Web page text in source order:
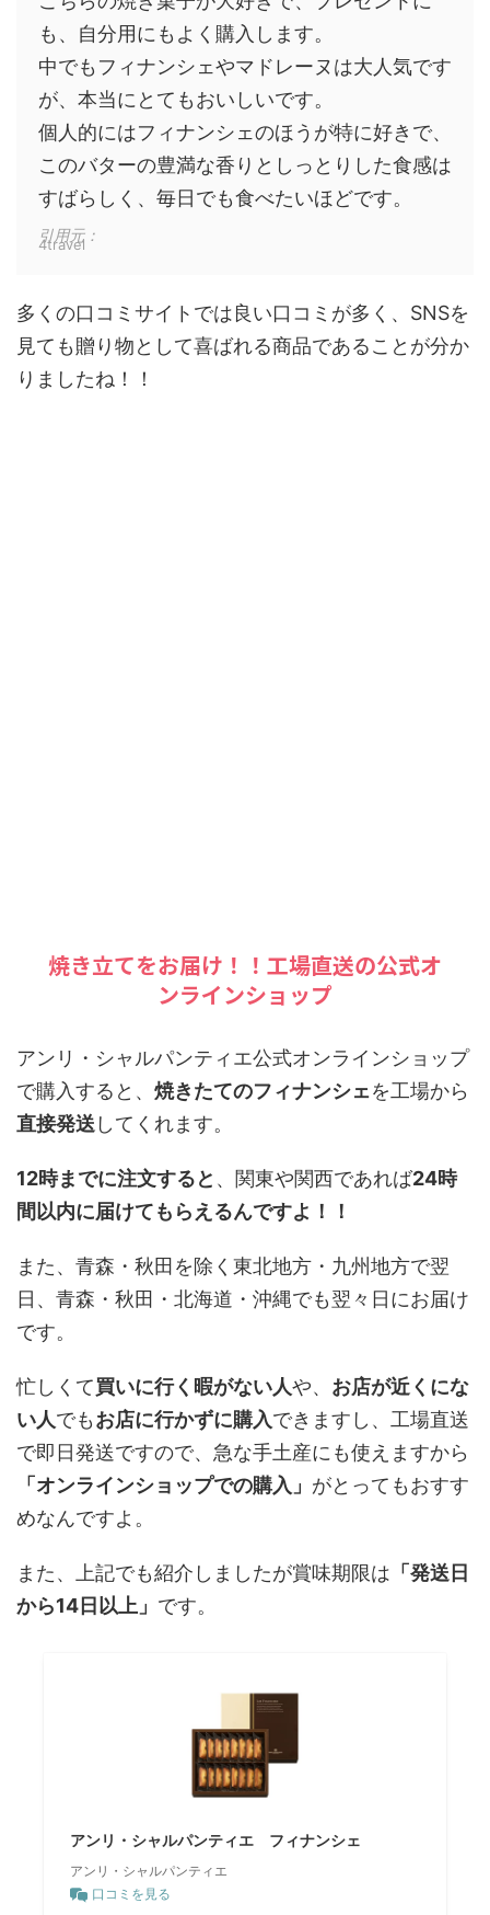
も、自分用にもよく購入します。
中でもフィナンシェやマドレーヌは大人気です
が、本当にとてもおいしいです。
個人的にはフィナンシェのほうが特に好きで、
このバターの豊満な香りとしっとりした食感は
すばらしく、毎日でも食べたいほどです。
引用元：
4travel
多くの口コミサイトでは良い口コミが多く、SNSを
見ても贈り物として喜ばれる商品であることが分か
りましたね！！
焼き立てをお届け！！工場直送の公式オ
ンラインショップ
アンリ・シャルパンティエ公式オンラインショップ
で購入すると、 焼きたてのフィナンシェを工場から
直接発送 してくれます。
12時までに注文すると 、関東や関西であれば24時
間以内に届けてもらえるんですよ！！
また、青森・秋田を除く東北地方・九州地方で翌
日、青森・秋田・北海道・沖縄でも翌々日にお届け
です。
忙しくて買いに行く暇がない人や、 お店が近くにな
い人でもお店に行かずに購入できますし、工場直送
で即日発送ですので、急な手土産にも使えますから
「オンラインショップでの購入」 がとってもおすす
めなんですよ。
また、上記でも紹介しましたが賞味期限は 「発送日
から14日以上」 です。
アンリ・シャルパンティエ フィナンシェ
アンリ・シャルパンティエ
口コミを見る